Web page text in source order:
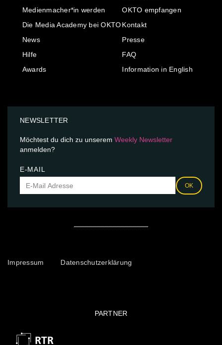
Medienmacher*in werden
Die Media Academy bei OKTO
News
Hilfe
Awards
OKTO empfangen
Kontakt
Presse
FAQ
Information in English
NEWSLETTER
Möchtest du dich zu unserem Weekly Newsletter
anmelden?
E-MAIL
OK
Impressum Datenschutzerklärung
PARTNER